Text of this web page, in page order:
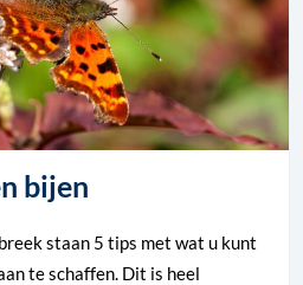
bijen
staan 5 tips met wat u kunt
te schaffen. Dit is heel